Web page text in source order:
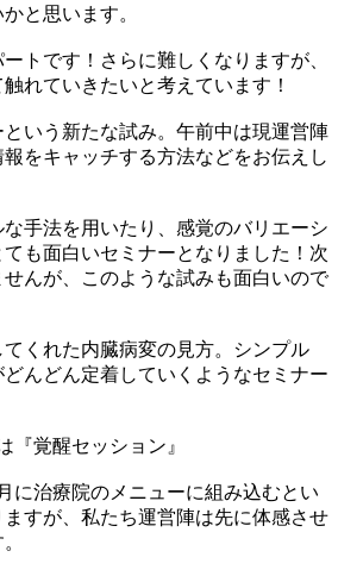
と思います。
トです！さらに難しくなりますが、
れていきたいと考えています！
いう新たな試み。午前中は現運営陣
をキャッチする方法などをお伝えし
手法を用いたり、感覚のバリエーシ
も面白いセミナーとなりました！次
んが、このような試みも面白いので
くれた内臓病変の見方。シンプル
んどん定着していくようなセミナー
『覚醒セッション』
に治療院のメニューに組み込むとい
すが、私たち運営陣は先に体感させ